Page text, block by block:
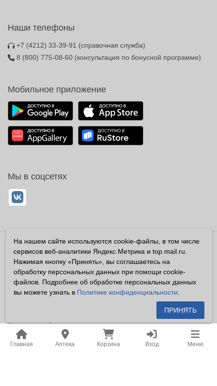
Главная Аптека Корзина Вход Меню
Наши телефоны
+7 (4212) 33-39-91 (справочная служба)
8 (800) 775-08-60 (консультация по бонусной программе)
Мобильное приложение
Мы в соцсетях
Владелец сайта ООО «Суперфарма» ОГРН 1032700302194
Все права защищены ©2026
Информация, размещенная на данном сайте имеет
справочный характер, и не должна восприниматься
посетителями сайта как публичная оферта, предусмотренная
Владелец сайта устанавливает запрет на цитирование,
копирование и размещение информации, размещенной на
настоящем сайте newapteka.ru, включая информацию о
На нашем сайте используются cookie-файлы, в том числе
сервисов веб-аналитики Яндекс.Метрика и top.mail.ru.
Нажимая кнопку «Принять», вы соглашаетесь на
обработку персональных данных при помощи cookie-
файлов. Подробнее об обработке персональных данных
вы можете узнать в Политике конфиденциальности
ПРИНЯТЬ